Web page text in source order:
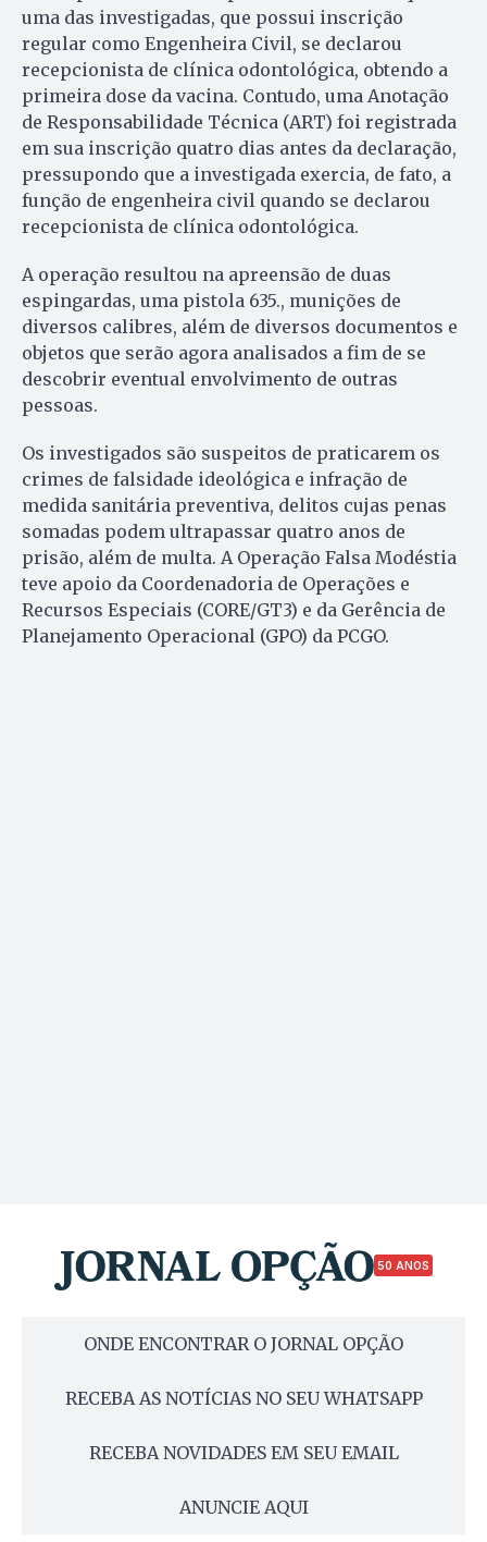
uma das investigadas, que possui inscrição
regular como Engenheira Civil, se declarou
recepcionista de clínica odontológica, obtendo a
primeira dose da vacina. Contudo, uma Anotação
de Responsabilidade Técnica (ART) foi registrada
em sua inscrição quatro dias antes da declaração,
pressupondo que a investigada exercia, de fato, a
função de engenheira civil quando se declarou
recepcionista de clínica odontológica.
A operação resultou na apreensão de duas
espingardas, uma pistola 635., munições de
diversos calibres, além de diversos documentos e
objetos que serão agora analisados a fim de se
descobrir eventual envolvimento de outras
pessoas.
Os investigados são suspeitos de praticarem os
crimes de falsidade ideológica e infração de
medida sanitária preventiva, delitos cujas penas
somadas podem ultrapassar quatro anos de
prisão, além de multa. A Operação Falsa Modéstia
teve apoio da Coordenadoria de Operações e
Recursos Especiais (CORE/GT3) e da Gerência de
Planejamento Operacional (GPO) da PCGO.
50 ANOS
ONDE ENCONTRAR O JORNAL OPÇÃO
RECEBA AS NOTÍCIAS NO SEU WHATSAPP
RECEBA NOVIDADES EM SEU EMAIL
ANUNCIE AQUI